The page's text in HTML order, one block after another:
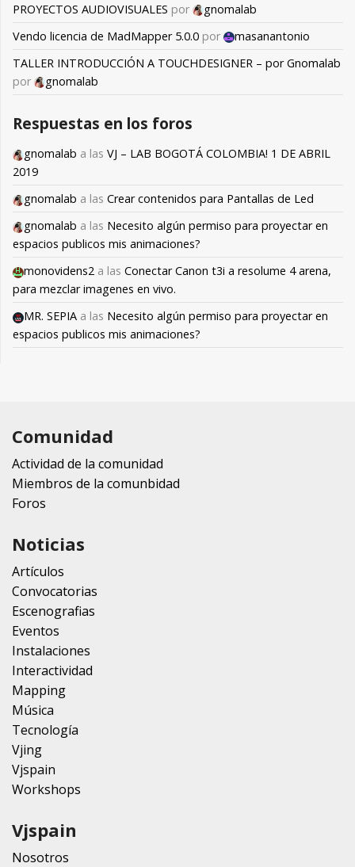
PROYECTOS AUDIOVISUALES por
gnomalab
Vendo licencia de MadMapper 5.0.0 por
masanantonio
TALLER INTRODUCCIÓN A TOUCHDESIGNER – por Gnomalab
por
gnomalab
Respuestas en los foros
gnomalab a las VJ – LAB BOGOTÁ COLOMBIA! 1 DE ABRIL
2019
gnomalab a las Crear contenidos para Pantallas de Led
gnomalab a las Necesito algún permiso para proyectar en
espacios publicos mis animaciones?
monovidens2 a las Conectar Canon t3i a resolume 4 arena,
para mezclar imagenes en vivo.
MR. SEPIA a las Necesito algún permiso para proyectar en
espacios publicos mis animaciones?
Comunidad
Actividad de la comunidad
Miembros de la comunbidad
Foros
Noticias
Artículos
Convocatorias
Escenografias
Eventos
Instalaciones
Interactividad
Mapping
Música
Tecnología
Vjing
Vjspain
Workshops
Vjspain
Nosotros